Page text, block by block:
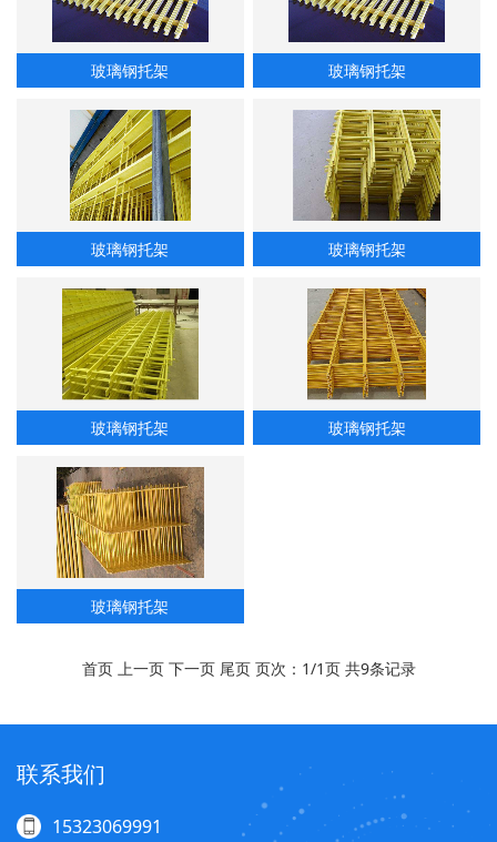
玻璃钢托架 玻璃钢托架
玻璃钢托架 玻璃钢托架
玻璃钢托架 玻璃钢托架
玻璃钢托架
首页 上一页 下一页 尾页 页次：1/1页 共9条记录
联系我们
15323069991